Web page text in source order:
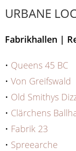
URBANE
Fabrikhallen |
• Queens 45 BC
• Von Greifswald
• Old Smithys
• Clärchens
• Fabrik 23
• Spreearche